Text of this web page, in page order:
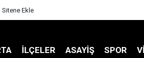
Sitene Ekle
İLÇELER ASAYİŞ SPOR